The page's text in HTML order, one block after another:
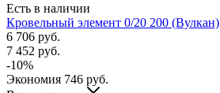
Есть в наличии
Кровельный элемент 0/20 200 (Вулкан)
6 706 руб.
7 452 руб.
-10%
Экономия 746 руб.